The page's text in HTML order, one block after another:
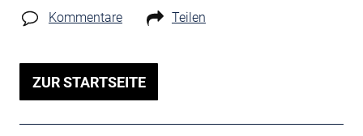
Kommentare Teilen
ZUR STARTSEITE